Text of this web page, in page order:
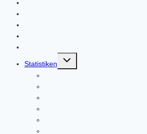
Statistiken
Untermenü
umschalten